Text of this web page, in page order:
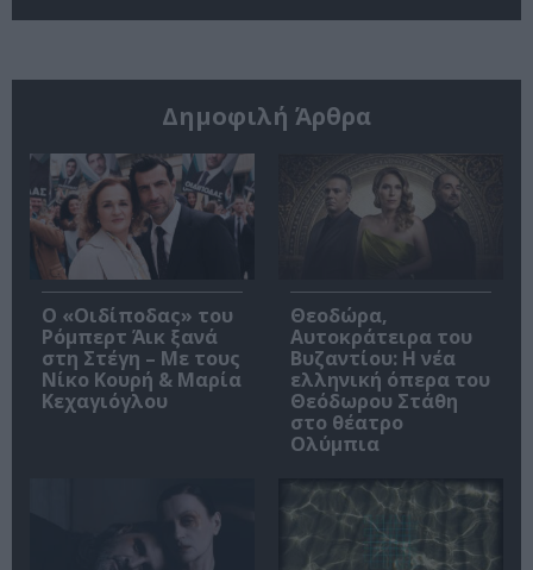
Δημοφιλή Άρθρα
O «Οιδίποδας» του
Ρόμπερτ Άικ ξανά
στη Στέγη – Με τους
Νίκο Κουρή & Μαρία
Κεχαγιόγλου
Θεοδώρα,
Αυτοκράτειρα του
Βυζαντίου: Η νέα
ελληνική όπερα του
Θεόδωρου Στάθη
στο θέατρο
Ολύμπια